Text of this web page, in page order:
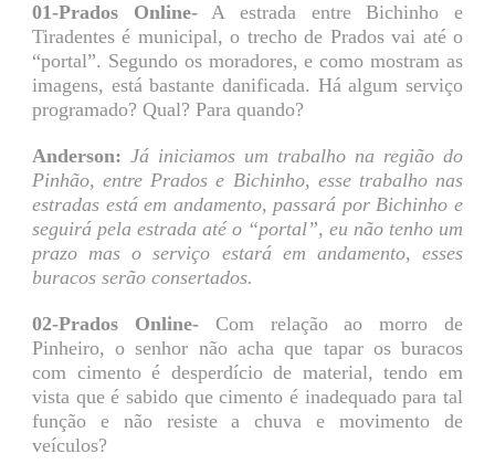
01-Prados Online-A estrada entre Bichinho e
Tiradentes é municipal, o trecho de Prados vai até o
“portal”. Segundo os moradores, e como mostram as
imagens, está bastante danificada. Há algum serviço
programado? Qual? Para quando?
Anderson: Já iniciamos um trabalho na região do
Pinhão, entre Prados e Bichinho, esse trabalho nas
estradas está em andamento, passará por Bichinho e
seguirá pela estrada até o “portal”, eu não tenho um
prazo mas o serviço estará em andamento, esses
buracos serão consertados.
02-Prados Online-Com relação ao morro de
Pinheiro, o senhor não acha que tapar os buracos
com cimento é desperdício de material, tendo em
vista que é sabido que cimento é inadequado para tal
função e não resiste a chuva e movimento de
veículos?